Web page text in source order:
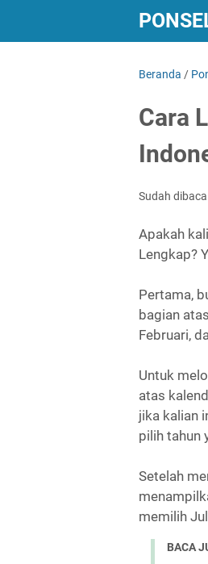
Beranda /
Cara
Sudah
Apakah
Lengkap?
Pertama,
bagian
Februari,
Untuk
atas
jika kalian
pilih tahun
Setelah
memilih
BACA